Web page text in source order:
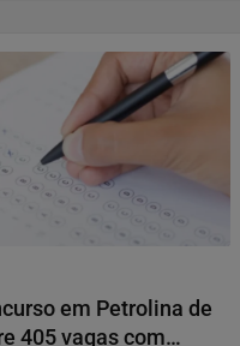
em Petrolina de
405 vagas com